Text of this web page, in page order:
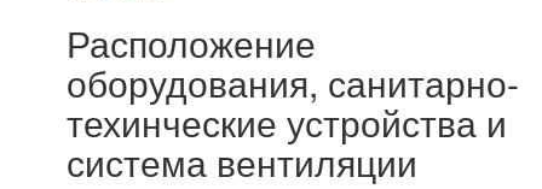
Расположение
оборудования, санитарно-
техинческие устройства и
система вентиляции